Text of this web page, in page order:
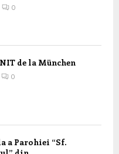
0
de la München
0
a Parohiei “Sf.